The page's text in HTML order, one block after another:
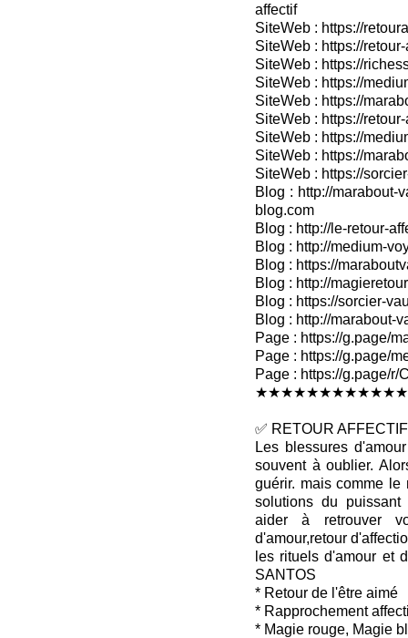
affectif
SiteWeb : https://
SiteWeb : https://
SiteWeb : https://
SiteWeb : https://
SiteWeb : https://
SiteWeb : https://
SiteWeb : https://
SiteWeb : https://
SiteWeb : https://
Blog : http://marabout-
blog.com
Blog : http://le-retour-
Blog : http://medium-
Blog : https://
Blog : http://
Blog : https://sorcier-
Blog : http://marabout-
Page : https://g.page/
Page : https://g.page/
Page : https://g.page/
✅ RETOUR
Les blessures
souvent à oublier.
guérir. mais comme le
solutions du
aider à retrouver
d'amour,retour
les rituels d'amour et
SANTOS
* Retour de l'être aimé
* Rapprochement
* Magie rouge, Magie